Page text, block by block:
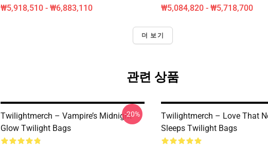
₩5,918,510 - ₩6,883,110 ₩5,084,820 - ₩5,718,700
더 보기
관련 상품
Twilightmerch – Vampire’s Midnight
Glow Twilight Bags
-20%
Twilightmerch – Love That
Sleeps Twilight Bags